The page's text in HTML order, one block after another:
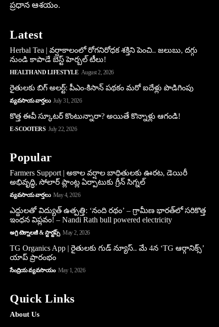
ప్రధాన ఆశయం.
Latest
Herbal Tea | వర్షాకాలంలో రోగనిరోధక శక్తిని పెంచి.. జలుబు, దగ్గు
నుండి కాపాడే బెస్ట్ హెర్బల్ టీలు!
HEALTH AND LIFESTYLE August 2, 2026
రైతులకు బిగ్ అలర్ట్: పీఎం-కిసాన్ పథకం మరో ఐదేళ్లు పొడిగింపు
వ్యవసాయ వార్తలు July 31, 2026
కొత్త ఈవీ స్కూట‌ర్ కొంటున్నారా? అయితే కొన్నాళ్లు ఆగండి!
E-SCOOTERS July 22, 2026
Popular
Farmers Support | అకాల వర్షాల బాధితులకు ఊరట, డెయిరీ
అభివృద్ధి, సోలార్ ప్లాంట్ల ఏర్పాటుకు గ్రీన్‌ సిగ్నల్
వ్యవసాయ వార్తలు May 4, 2026
ఎద్దులతో విద్యుత్ ఉత్పత్తి: ‘నంది రథం’ – గ్రామీణ భారత్‌లో సరికొత్త
ఇంధన విప్లవం! – Nandi Rath bull powered electricity
అగ్రి టెక్నాలజీ & స్టార్టప్స్ May 2, 2026
TG Organics App | రైతులకు గుడ్ న్యూస్.. మే 4న ‘TG ఆర్గానిక్స్’
యాప్ ప్రారంభం
సేంద్రియ వ్యవసాయం May 1, 2026
Quick Links
About Us